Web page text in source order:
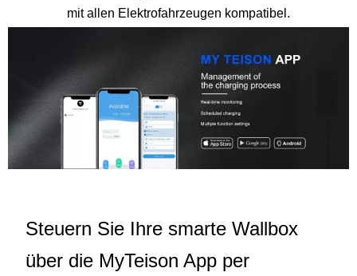
mit allen Elektrofahrzeugen kompatibel.
Steuern Sie Ihre smarte Wallbox
über die MyTeison App per